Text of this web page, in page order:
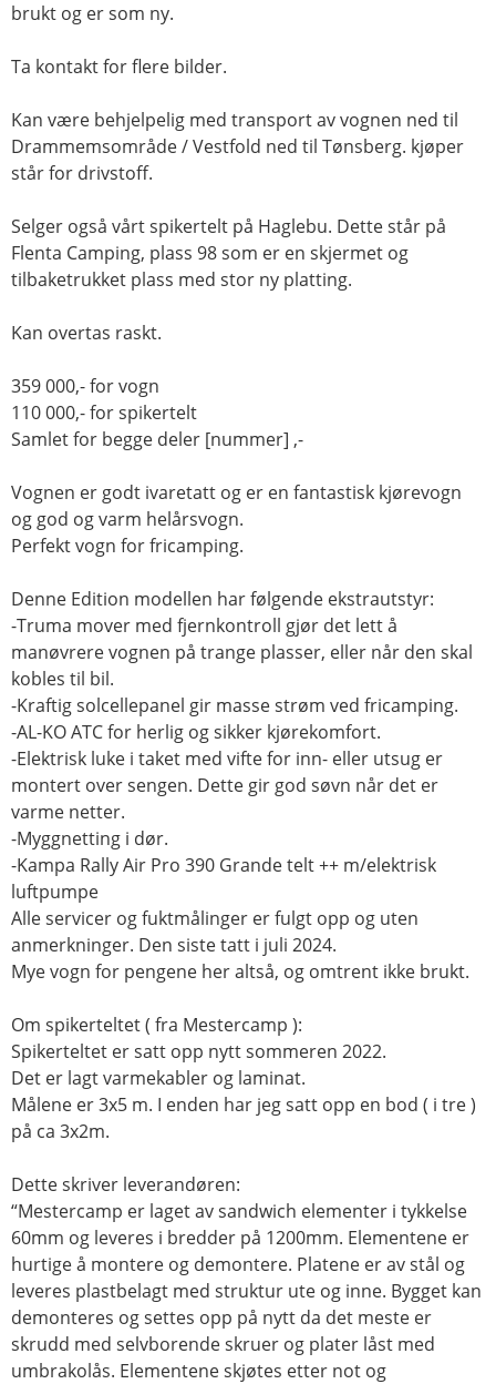
brukt og er som ny.
Ta kontakt for flere bilder.
Kan være behjelpelig med transport av vognen ned til
Drammemsområde / Vestfold ned til Tønsberg. kjøper
står for drivstoff.
Selger også vårt spikertelt på Haglebu. Dette står på
Flenta Camping, plass 98 som er en skjermet og
tilbaketrukket plass med stor ny platting.
Kan overtas raskt.
359 000,- for vogn
110 000,- for spikertelt
Samlet for begge deler [nummer] ,-
Vognen er godt ivaretatt og er en fantastisk kjørevogn
og god og varm helårsvogn.
Perfekt vogn for fricamping.
Denne Edition modellen har følgende ekstrautstyr:
-Truma mover med fjernkontroll gjør det lett å
manøvrere vognen på trange plasser, eller når den skal
kobles til bil.
-Kraftig solcellepanel gir masse strøm ved fricamping.
-AL-KO ATC for herlig og sikker kjørekomfort.
-Elektrisk luke i taket med vifte for inn- eller utsug er
montert over sengen. Dette gir god søvn når det er
varme netter.
-Myggnetting i dør.
-Kampa Rally Air Pro 390 Grande telt ++ m/elektrisk
luftpumpe
Alle servicer og fuktmålinger er fulgt opp og uten
anmerkninger. Den siste tatt i juli 2024.
Mye vogn for pengene her altså, og omtrent ikke brukt.
Om spikerteltet ( fra Mestercamp ):
Spikerteltet er satt opp nytt sommeren 2022.
Det er lagt varmekabler og laminat.
Målene er 3x5 m. I enden har jeg satt opp en bod ( i tre )
på ca 3x2m.
Dette skriver leverandøren:
“Mestercamp er laget av sandwich elementer i tykkelse
60mm og leveres i bredder på 1200mm. Elementene er
hurtige å montere og demontere. Platene er av stål og
leveres plastbelagt med struktur ute og inne. Bygget kan
demonteres og settes opp på nytt da det meste er
skrudd med selvborende skruer og plater låst med
umbrakolås. Elementene skjøtes etter not og